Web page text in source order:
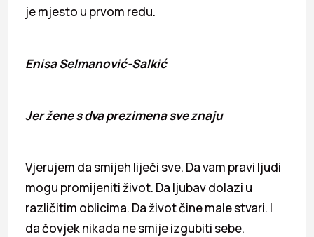
je mjesto u prvom redu.
Enisa Selmanović-Salkić
Jer žene s dva prezimena sve znaju
Vjerujem da smijeh liječi sve. Da vam pravi ljudi
mogu promijeniti život. Da ljubav dolazi u
različitim oblicima. Da život čine male stvari. I
da čovjek nikada ne smije izgubiti sebe.